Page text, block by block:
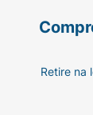
Retire na